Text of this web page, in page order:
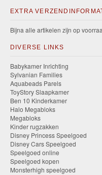
EXTRA
Bijna alle artikelen zijn op
DIVERSE LINKS
Babykamer Inrichting
Sylvanian Families
Aquabeads Parels
ToyStory Slaapkamer
Ben 10 Kinderkamer
Halo Megabloks
Megabloks
Kinder rugzakken
Disney Princess Speelgoed
Disney Cars Speelgoed
Speelgoed online
Speelgoed kopen
Monsterhigh speelgoed